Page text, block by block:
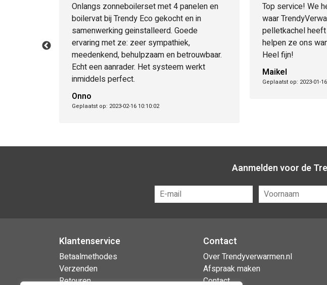
Onlangs zonneboilerset met 4 panelen en
boilervat bij Trendy Eco gekocht en in
samenwerking geinstalleerd. Goede
ervaring met ze: zeer sympathiek,
meedenkend, behulpzaam en betrouwbaar.
Echt een aanrader. Het systeem werkt
inmiddels perfect.
Onno
Geplaatst op: 2023-02-16 10:10:02
Top service! We
waar
pelletkachel
helpen ze ons
Heel fijn!
Maikel
Geplaatst op: 2023-01-
Aanmelden voor de
Klantenservice
Betaalmethodes
Verzenden
Retouren
Contact
Over Trendyverwarmen.nl
Afspraak maken
Contact